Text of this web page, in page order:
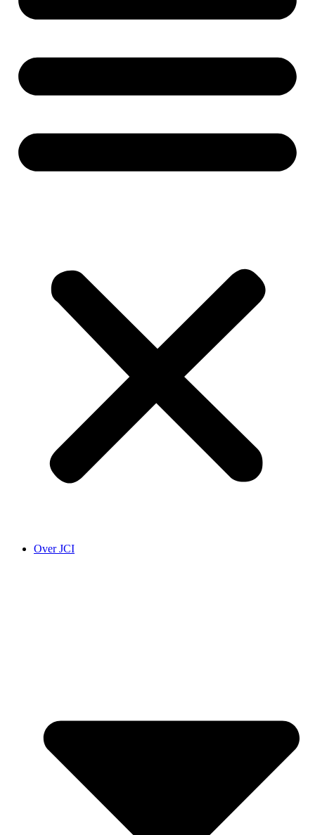
Over JCI